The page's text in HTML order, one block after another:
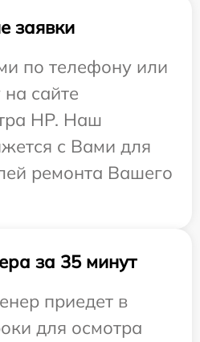
заявки
по телефону или
на сайте
HP. Наш
с Вами для
ремонта Вашего
за 35 минут
приедет в
для осмотра